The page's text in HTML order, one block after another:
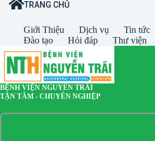
TRANG CHỦ
Giới Thiệu Dịch vụ Tin tức
Đào tạo
Hỏi đáp Thư viện
BỆNH VIỆN NGUYỄN TRÃI
TẬN TÂM - CHUYÊN NGHIỆP